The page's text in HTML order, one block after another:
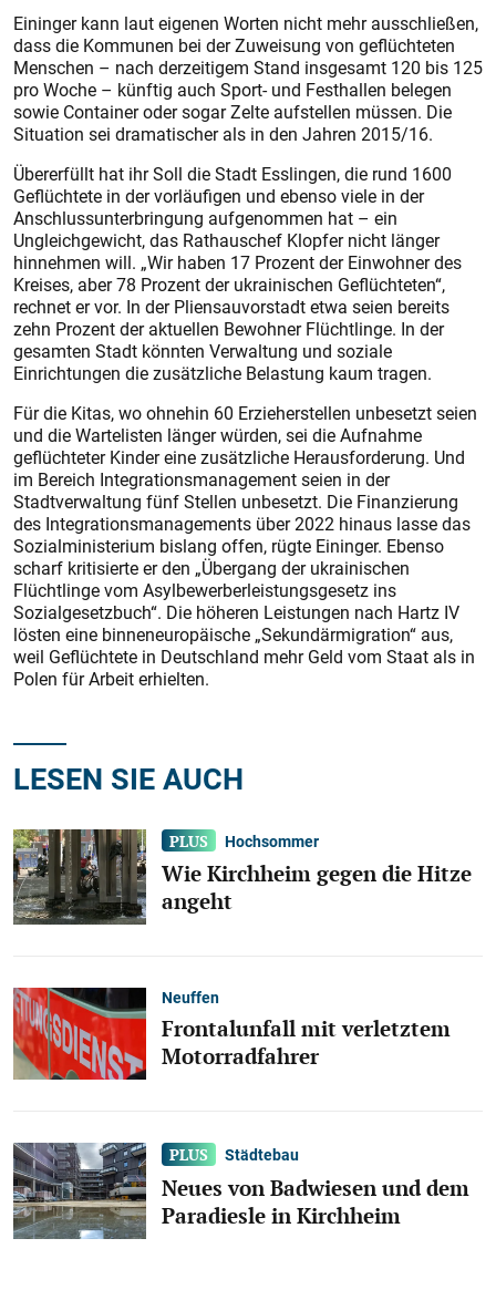
Eininger kann laut eigenen Worten nicht mehr ausschließen,
dass die Kommunen bei der Zuweisung von geflüchteten
Menschen – nach derzeitigem Stand insgesamt 120 bis 125
pro Woche – künftig auch Sport- und Festhallen belegen
sowie Container oder sogar Zelte aufstellen müssen. Die
Situation sei dramatischer als in den Jahren 2015/16.
Übererfüllt hat ihr Soll die Stadt Esslingen, die rund 1600
Geflüchtete in der vorläufigen und ebenso viele in der
Anschlussunterbringung aufgenommen hat – ein
Ungleichgewicht, das Rathauschef Klopfer nicht länger
hinnehmen will. „Wir haben 17 Prozent der Einwohner des
Kreises, aber 78 Prozent der ukrainischen Geflüchteten“,
rechnet er vor. In der Pliensauvorstadt etwa seien bereits
zehn Prozent der aktuellen Bewohner Flüchtlinge. In der
gesamten Stadt könnten Verwaltung und soziale
Einrichtungen die zusätzliche Belastung kaum tragen.
Für die Kitas, wo ohnehin 60 Erzieherstellen unbesetzt seien
und die Wartelisten länger würden, sei die Aufnahme
geflüchteter Kinder eine zusätzliche Herausforderung. Und
im Bereich Integrationsmanagement seien in der
Stadtverwaltung fünf Stellen unbesetzt. Die Finanzierung
des Integrationsmanagements über 2022 hinaus lasse das
Sozialministerium bislang offen, rügte Eininger. Ebenso
scharf kritisierte er den „Übergang der ukrainischen
Flüchtlinge vom Asylbewerberleistungsgesetz ins
Sozialgesetzbuch“. Die höheren Leistungen nach Hartz IV
lösten eine binneneuropäische „Sekundärmigration“ aus,
weil Geflüchtete in Deutschland mehr Geld vom Staat als in
Polen für Arbeit erhielten.
LESEN SIE AUCH
Hochsommer
Wie Kirchheim gegen die Hitze
angeht
Neuffen
Frontalunfall mit verletztem
Motorradfahrer
Städtebau
Neues von Badwiesen und dem
Paradiesle in Kirchheim